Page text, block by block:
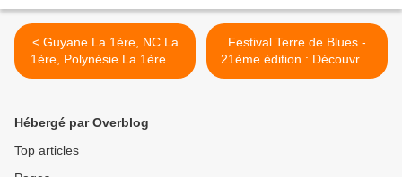
< Guyane La 1ère, NC La
1ère, Polynésie La 1ère et
SPM La 1ère : Abrogation
Festival Terre de Blues -
21ème édition : Découvrez
le dispositif de Guadeloupe
Hébergé par Overblog
Top articles